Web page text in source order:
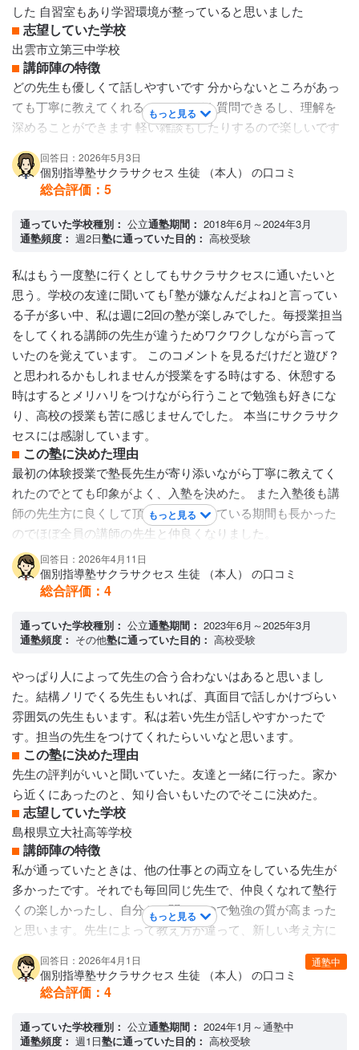
した 自習室もあり学習環境が整っていると思いました
志望していた学校
出雲市立第三中学校
講師陣の特徴
どの先生も優しくて話しやすいです 分からないところがあっ
ても丁寧に教えてくれるのでどんどん質問できるし、理解を
深めることができます 軽い雑談もしたりするので楽しいです
らえるのでもっとな話しやすくなります
カリキュラムについて
人ごとの成長スペースにあってできます。難しい問題もたく
さんやりますが分かんなかったら先生が一から説明してくれ
ません。塾内を走ってはいけません
保護者への連絡手段
電話連絡 / LINE連絡
アクセス・周りの環境
自分の家から近かったり近くにおおくの建物があるので周囲
の環境はとてもいいと思います
もっと見る
回答日：2026年5月3日
個別指導塾サクラサクセス 生徒 （本人） の口コミ
総合評価： 5
通っていた学校種別： 公立通塾期間： 2018年6月～2024年3月
通塾頻度： 週2日塾に通っていた目的： 高校受験
私はもう一度塾に行くとしてもサクラサクセスに通いたいと
思う。学校の友達に聞いても｢塾が嫌なんだよね｣と言ってい
る子が多い中、私は週に2回の塾が楽しみでした。毎授業担当
をしてくれる講師の先生が違うためワクワクしながら言って
いたのを覚えています。 このコメントを見るだけだと遊び？
と思われるかもしれませんが授業をする時はする、休憩する
時はするとメリハリをつけながら行うことで勉強も好きにな
り、高校の授業も苦に感じませんでした。 本当にサクラサク
セスには感謝しています。
この塾に決めた理由
最初の体験授業で塾長先生が寄り添いながら丁寧に教えてく
れたのでとても印象がよく、入塾を決めた。 また入塾後も講
師の先生方に良くして頂き、塾に通っている期間も長かった
のでほぼ全員の講師の先生と仲良くなりました。
志望していた学校
滋賀県立草津高等学校
講師陣の特徴
会話も楽しい。 学校の話や部活の話などをしながら授業を進
めている生徒が多い。私はこの雰囲気だからこそ嫌いだった
勉強が好きになれた。 私は特に数学が苦手だったためたくさ
ん先生方には迷惑をかけたけどそれでも最後まで一緒に頑張
ってくれる先生方だったので毎週の塾が楽しみでした。
カリキュラムについて
一年に何度か塾長と保護者の懇談会があり 成績や塾での理解
度に応じてカリキュラムやテキストを見直しながら進めてく
れる。 自分が無理だと思ったらいつでも塾長が話を聞いてく
れるため見直しをし生徒とも話しながら決定してくれる。
保護者への連絡手段
LINE連絡
アクセス・周りの環境
周辺にはマクドナルドやセブンイレブンもあるため息抜きを
したい時には良い。 またバスも通るため高校生や中学生も一
人で行きやすい。
もっと見る
回答日：2026年4月11日
個別指導塾サクラサクセス 生徒 （本人） の口コミ
総合評価： 4
通っていた学校種別： 公立通塾期間： 2023年6月～2025年3月
通塾頻度： その他塾に通っていた目的： 高校受験
やっぱり人によって先生の合う合わないはあると思いまし
た。結構ノリでくる先生もいれば、真面目で話しかけづらい
雰囲気の先生もいます。私は若い先生が話しやすかったで
す。担当の先生をつけてくれたらいいなと思います。
この塾に決めた理由
先生の評判がいいと聞いていた。友達と一緒に行った。家か
ら近くにあったのと、知り合いもいたのでそこに決めた。
志望していた学校
島根県立大社高等学校
講師陣の特徴
私が通っていたときは、他の仕事との両立をしている先生が
多かったです。それでも毎回同じ先生で、仲良くなれて塾行
くの楽しかったし、自分から聞けたので勉強の質が高まった
と思います。先生によって教え方が違って、新しい考え方に
ことを自分のペースでさせてくれる先生が多かったのと、い
つでもわかりやすく応えてくれたのでとてもよかったと思い
カリキュラムについて
もっと見る
通塾中
回答日：2026年4月1日
個別指導塾サクラサクセス 生徒 （本人） の口コミ
総合評価： 4
通っていた学校種別： 公立通塾期間： 2024年1月～通塾中
通塾頻度： 週1日塾に通っていた目的： 高校受験